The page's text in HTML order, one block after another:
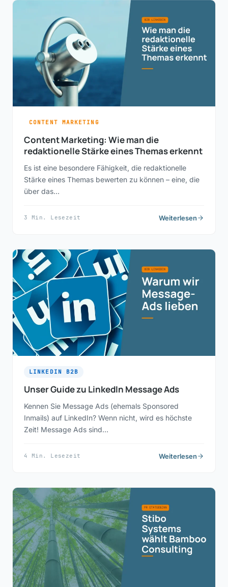
CONTENT MARKETING
Content Marketing: Wie man die
redaktionelle Stärke eines Themas erkennt
Es ist eine besondere Fähigkeit, die redaktionelle
Stärke eines Themas bewerten zu können – eine, die
über das…
3 Min. Lesezeit Weiterlesen
LINKEDIN B2B
Unser Guide zu LinkedIn Message Ads
Kennen Sie Message Ads (ehemals Sponsored
Inmails) auf LinkedIn? Wenn nicht, wird es höchste
Zeit! Message Ads sind…
4 Min. Lesezeit Weiterlesen